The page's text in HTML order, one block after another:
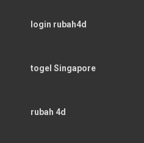
login rubah4d
togel Singapore
rubah 4d